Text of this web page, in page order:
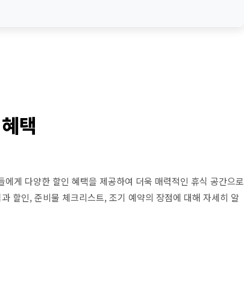
택
에게 다양한 할인 혜택을 제공하여 더욱 매력적인 휴식 공간으로
할인, 준비물 체크리스트, 조기 예약의 장점에 대해 자세히 알